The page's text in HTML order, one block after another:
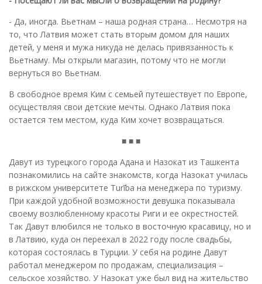
- Да, иногда. Вьетнам – наша родная страна… Несмотря на
то, что Латвия может стать вторым домом для наших
детей, у меня и мужа никуда не делась привязанность к
Вьетнаму. Мы открыли магазин, потому что не могли
вернуться во Вьетнам.
В свободное время Ким с семьей путешествует по Европе,
осуществляя свои детские мечты. Однако Латвия пока
остается тем местом, куда Ким хочет возвращаться.
■ ■ ■
Давут из турецкого города Адана и Назокат из Ташкента
познакомились на сайте знакомств, когда Назокат училась
в рижском университете Turība на менеджера по туризму.
При каждой удобной возможности девушка показывала
своему возлюбленному красоты Риги и ее окрестностей.
Так Давут влюбился не только в восточную красавицу, но и
в Латвию, куда он переехал в 2022 году после свадьбы,
которая состоялась в Турции. У себя на родине Давут
работал менеджером по продажам, специализация –
сельское хозяйство. У Назокат уже был вид на жительство